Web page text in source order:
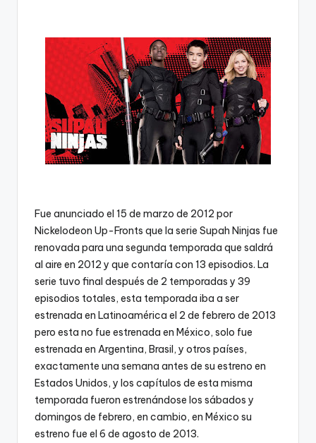
Fue anunciado el 15 de marzo de 2012 por
Nickelodeon Up-Fronts que la serie Supah Ninjas fue
renovada para una segunda temporada que saldrá
al aire en 2012 y que contaría con 13 episodios.​ La
serie tuvo final después de 2 temporadas y 39
episodios totales,​ esta temporada iba a ser
estrenada en Latinoamérica el 2 de febrero de 2013
pero esta no fue estrenada en México, solo fue
estrenada en Argentina, Brasil, y otros países,
exactamente una semana antes de su estreno en
Estados Unidos, y los capítulos de esta misma
temporada fueron estrenándose los sábados y
domingos de febrero, en cambio, en México su
estreno fue el 6 de agosto de 2013.